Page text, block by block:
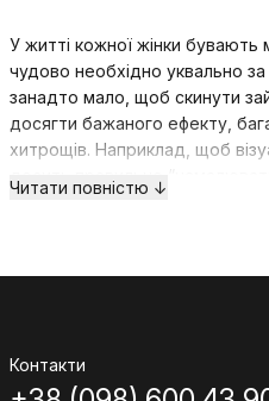
У житті кожної жінки
чудово необхідно уквально
занадто мало, щоб скинути
досягти бажаного ефекту,
хитрощів. Наприклад, щоб
оптом. Це не тільки дозволить
вкрай корисні аксесуари, але
Читати повністю ↓
Контакти